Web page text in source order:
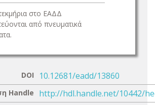
στο ΕΑΔΔ
από πνευματικά
DOI 10.12681/eadd/13860
Handle http://hdl.handle.net/10442/